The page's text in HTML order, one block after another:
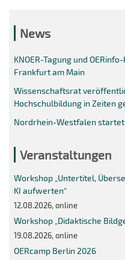
News
KNOER-Tagung und
Frankfurt am Main
Wissenschaftsrat
Hochschulbildung in Zeiten
Nordrhein-Westfalen
Veranstaltungen
Workshop „Untertitel,
KI aufwerten“
12.08.2026, online
Workshop „Didaktische
19.08.2026, online
OERcamp Berlin 2026